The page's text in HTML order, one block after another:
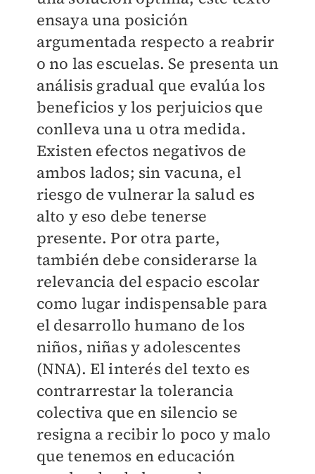
ensaya una posición
argumentada respecto a reabrir
o no las escuelas. Se presenta un
análisis gradual que evalúa los
beneficios y los perjuicios que
conlleva una u otra medida.
Existen efectos negativos de
ambos lados; sin vacuna, el
riesgo de vulnerar la salud es
alto y eso debe tenerse
presente. Por otra parte,
también debe considerarse la
relevancia del espacio escolar
como lugar indispensable para
el desarrollo humano de los
niños, niñas y adolescentes
(NNA). El interés del texto es
contrarrestar la tolerancia
colectiva que en silencio se
resigna a recibir lo poco y malo
que tenemos en educación